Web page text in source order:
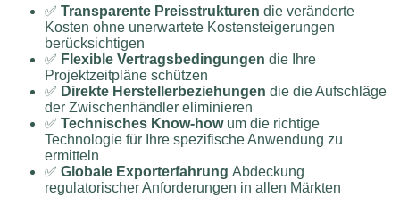
✅ Transparente Preisstrukturen die veränderte
Kosten ohne unerwartete Kostensteigerungen
berücksichtigen
✅ Flexible Vertragsbedingungen die Ihre
Projektzeitpläne schützen
✅ Direkte Herstellerbeziehungen die die Aufschläge
der Zwischenhändler eliminieren
✅ Technisches Know-howum die richtige
Technologie für Ihre spezifische Anwendung zu
ermitteln
✅ Globale Exporterfahrung Abdeckung
regulatorischer Anforderungen in allen Märkten